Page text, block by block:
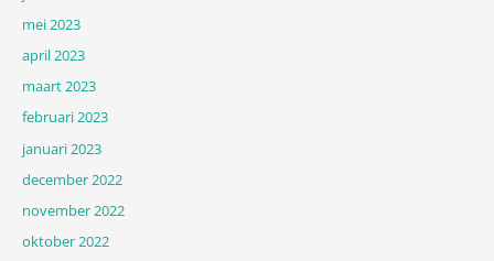
mei 2023
april 2023
maart 2023
februari 2023
januari 2023
december 2022
november 2022
oktober 2022